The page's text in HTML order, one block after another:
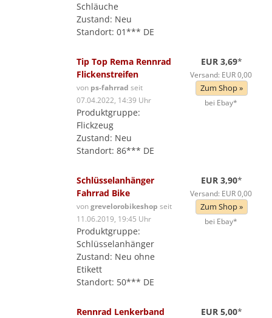
Schläuche
Zustand: Neu
Standort: 01*** DE
Tip Top Rema Rennrad
Flickenstreifen
von ps-fahrrad seit
07.04.2022, 14:39 Uhr
Produktgruppe:
Flickzeug
Zustand: Neu
Standort: 86*** DE
EUR 3,69*
Versand: EUR 0,00
Zum Shop »
bei Ebay*
Schlüsselanhänger
Fahrrad Bike
vongrevelorobikeshop seit
11.06.2019, 19:45 Uhr
Produktgruppe:
Schlüsselanhänger
Zustand: Neu ohne
Etikett
Standort: 50*** DE
EUR 3,90*
Versand: EUR 0,00
Zum Shop »
bei Ebay*
Rennrad Lenkerband
EUR 5,00*